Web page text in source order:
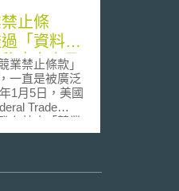
止條
「資料存
密存在及
禁止條款」
一直是被廣泛
1月5日，美國
Trade
布禁止「競業
指出依調查結